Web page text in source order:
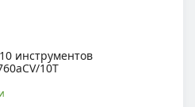
инструментов
10T